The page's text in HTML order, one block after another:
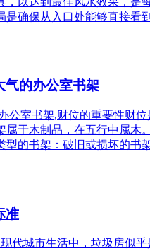
确保从入口处能够直接
气的办公室书架
公室书架,财位的重要性财
属于木制品，在五行中属
的书架：破旧或损坏的书
准
代城市生活中，垃圾房似